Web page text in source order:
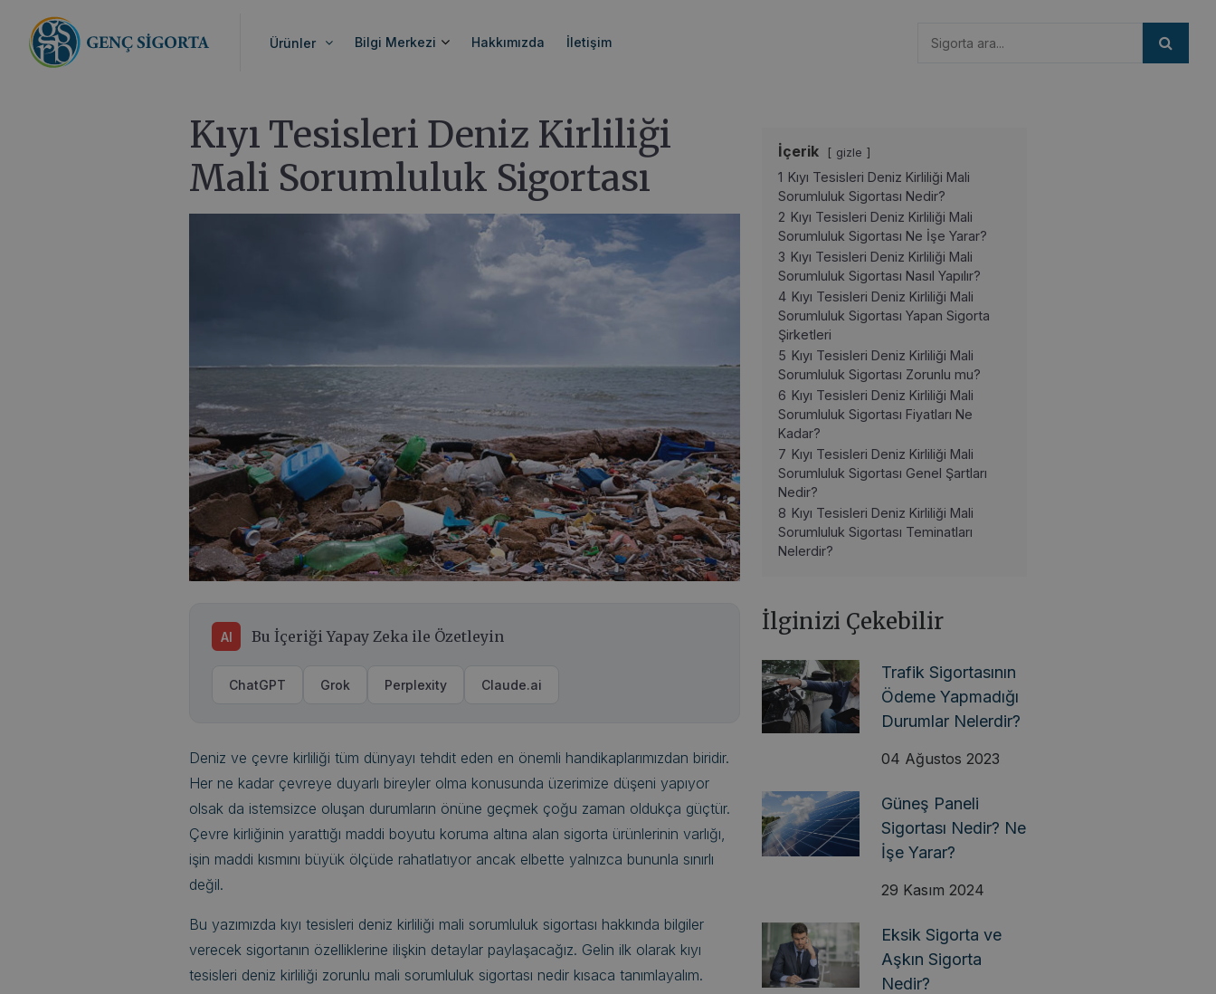
Ürünler Bilgi Merkezi Hakkımızda İletişim
Anasayfa>Blog Kıyı Tesisleri Deniz Kirliliği Mali Sorumluluk Sigortası
İçerik gizle
1 Kıyı Tesisleri Deniz Kirliliği Mali
Sorumluluk Sigortası Nedir?
2 Kıyı Tesisleri Deniz Kirliliği Mali
Sorumluluk Sigortası Ne İşe Yarar?
3 Kıyı Tesisleri Deniz Kirliliği Mali
Sorumluluk Sigortası Nasıl Yapılır?
4 Kıyı Tesisleri Deniz Kirliliği Mali
Sorumluluk Sigortası Yapan Sigorta
Şirketleri
5 Kıyı Tesisleri Deniz Kirliliği Mali
Sorumluluk Sigortası Zorunlu mu?
6 Kıyı Tesisleri Deniz Kirliliği Mali
Sorumluluk Sigortası Fiyatları Ne
Kadar?
7 Kıyı Tesisleri Deniz Kirliliği Mali
Sorumluluk Sigortası Genel Şartları
Nedir?
8 Kıyı Tesisleri Deniz Kirliliği Mali
Sorumluluk Sigortası Teminatları
Nelerdir?
İlginizi Çekebilir
Trafik Sigortasının
Ödeme Yapmadığı
Durumlar Nelerdir?
04 Ağustos 2023
Güneş Paneli
Sigortası Nedir? Ne
İşe Yarar?
29 Kasım 2024
Eksik Sigorta ve
Aşkın Sigorta
Nedir?
Kıyı Tesisleri Deniz Kirliliği
Mali Sorumluluk Sigortası
AI Bu İçeriği Yapay Zeka ile Özetleyin
ChatGPT Grok Perplexity Claude.ai
Deniz ve çevre kirliliği tüm dünyayı tehdit eden en önemli handikaplarımızdan biridir.
Her ne kadar çevreye duyarlı bireyler olma konusunda üzerimize düşeni yapıyor
olsak da istemsizce oluşan durumların önüne geçmek çoğu zaman oldukça güçtür.
Çevre kirliğinin yarattığı maddi boyutu koruma altına alan sigorta ürünlerinin varlığı,
işin maddi kısmını büyük ölçüde rahatlatıyor ancak elbette yalnızca bununla sınırlı
değil.
Bu yazımızda kıyı tesisleri deniz kirliliği mali sorumluluk sigortası hakkında bilgiler
verecek sigortanın özelliklerine ilişkin detaylar paylaşacağız. Gelin ilk olarak kıyı
tesisleri deniz kirliliği zorunlu mali sorumluluk sigortası nedir kısaca tanımlayalım.